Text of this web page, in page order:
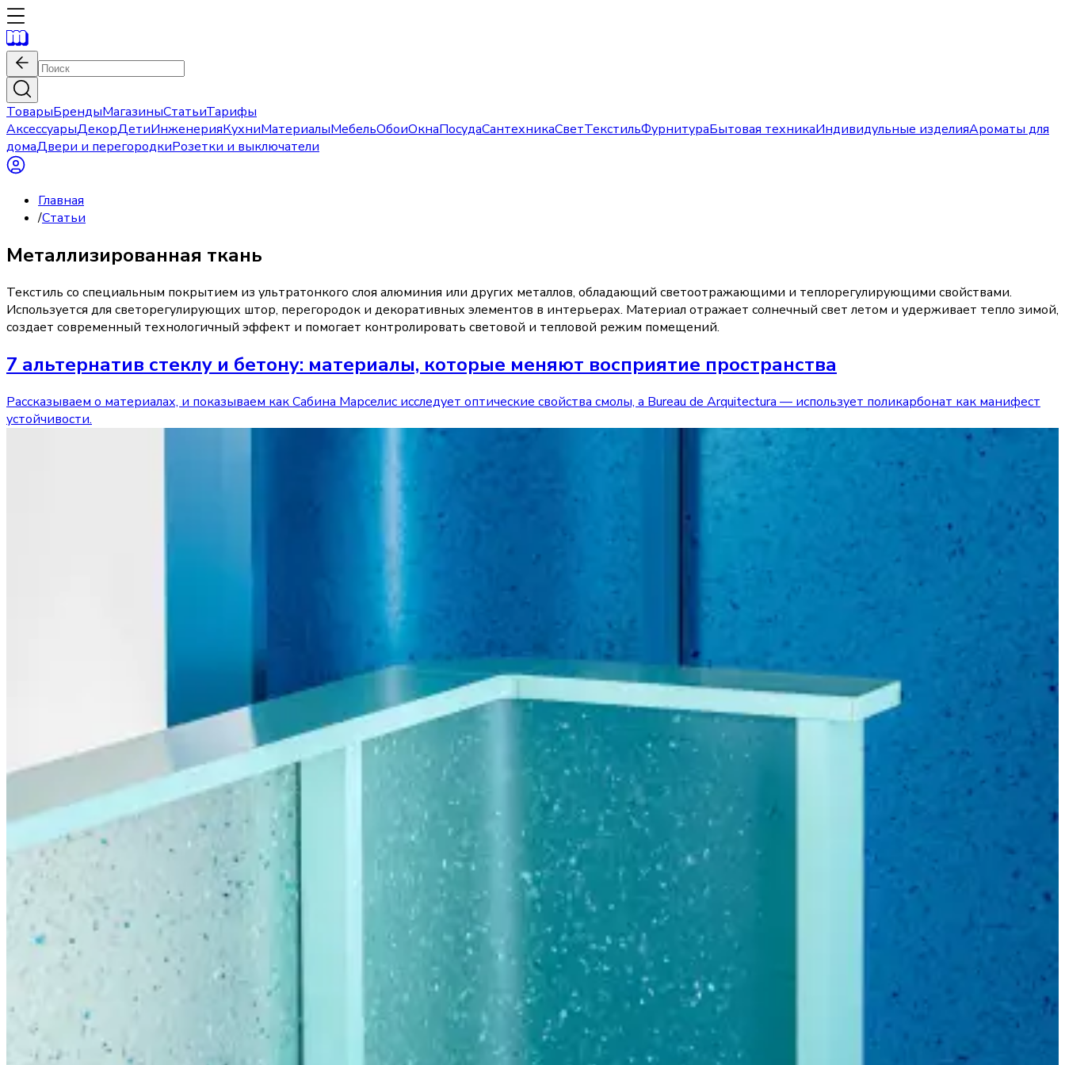
ТоварыБрендыМагазиныСтатьиТарифы
АксессуарыДекорДетиИнженерияКухниМатериалыМебельОбоиОкнаПосудаСантехникаСветТекстильФурнитураБытовая техникаИндивидульные изделияАроматы для
домаДвери и перегородкиРозетки и выключатели
Главная
/Статьи
Металлизированная ткань
Текстиль со специальным покрытием из ультратонкого слоя алюминия или других металлов, обладающий светоотражающими и теплорегулирующими свойствами.
Используется для светорегулирующих штор, перегородок и декоративных элементов в интерьерах. Материал отражает солнечный свет летом и удерживает тепло зимой,
создает современный технологичный эффект и помогает контролировать световой и тепловой режим помещений.
7 альтернатив стеклу и бетону: материалы, которые меняют восприятие пространства
Рассказываем о материалах, и показываем как Сабина Марселис исследует оптические свойства смолы, а Bureau de Arquitectura — использует поликарбонат как манифест
устойчивости.